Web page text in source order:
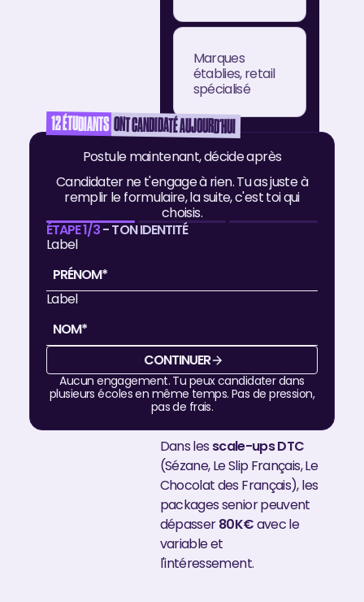
Marques
établies, retail
spécialisé
Senior (+5
ans)
groupes,
marketplaces
Dans les scale-ups DTC
(Sézane, Le Slip Français, Le
Chocolat des Français), les
packages senior peuvent
dépasser80K€avec le
variable et
l'intéressement.
Postule maintenant, décide après
Candidater ne t'engage à rien. Tu as juste à
remplir le formulaire, la suite, c'est toi qui
choisis.
ÉTAPE 1/3- TON IDENTITÉ
Label
Label
CONTINUER
Aucun engagement. Tu peux candidater dans
plusieurs écoles en même temps. Pas de pression,
pas de frais.
12ÉTUDIANTS ONT CANDIDATÉ AUJOURD'HUI